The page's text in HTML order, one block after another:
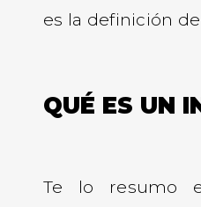
es la definición
QUÉ ES UN
Te lo resumo